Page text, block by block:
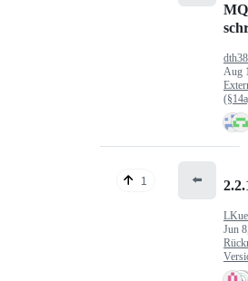
Aug
1 ⬅️
Jun